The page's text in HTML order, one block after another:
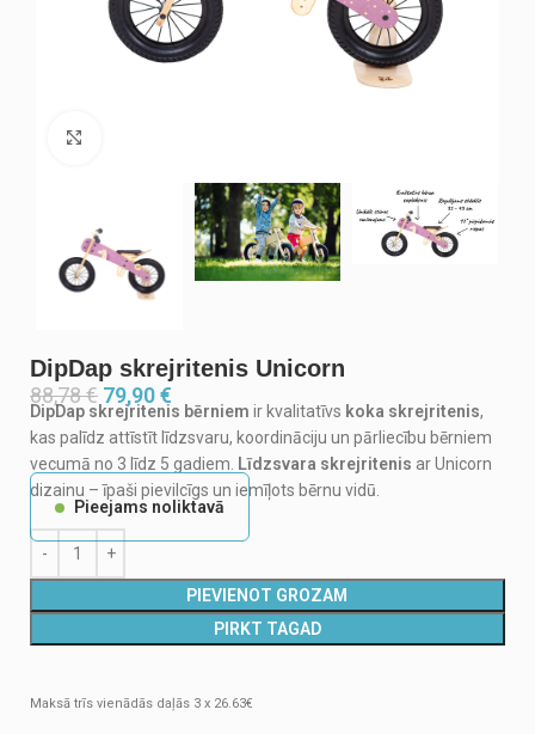
DipDap skrejritenis Unicorn
88,78€ 79,90€
DipDap skrejritenis bērniem ir kvalitatīvs koka skrejritenis,
kas palīdz attīstīt līdzsvaru, koordināciju un pārliecību bērniem
vecumā no 3 līdz 5 gadiem. Līdzsvara skrejritenis ar Unicorn
dizainu – īpaši pievilcīgs un iemīļots bērnu vidū.
Pieejams noliktavā
PIEVIENOT GROZAM
PIRKT TAGAD
Maksā trīs vienādās daļās 3 x 26.63€